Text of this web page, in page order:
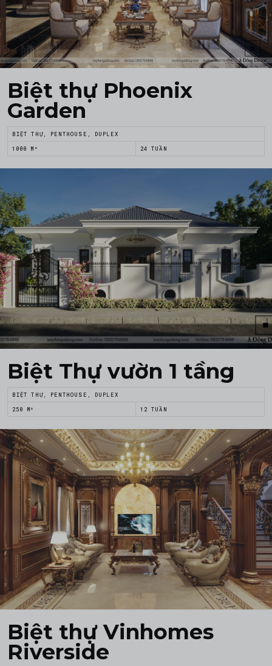
Biệt thự Phoenix
Garden
BIỆT THỰ, PENTHOUSE, DUPLEX
1000 M² 24 TUẦN
Biệt Thự vườn 1 tầng
BIỆT THỰ, PENTHOUSE, DUPLEX
250 M² 12 TUẦN
Biệt thự Vinhomes
Riverside